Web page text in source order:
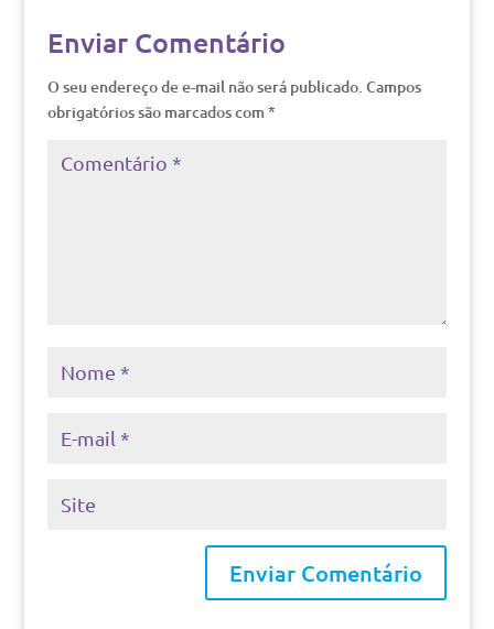
Enviar Comentário
O seu endereço de e-mail não será publicado. Campos
obrigatórios são marcados com *